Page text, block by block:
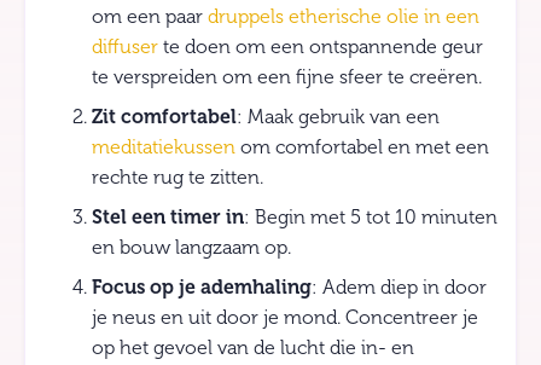
om een paar druppels etherische olie in een
diffuser te doen om een ontspannende geur
te verspreiden om een fijne sfeer te creëren.
Zit comfortabel: Maak gebruik van een
meditatiekussen om comfortabel en met een
rechte rug te zitten.
Stel een timer in: Begin met 5 tot 10 minuten
en bouw langzaam op.
Focus op je ademhaling: Adem diep in door
je neus en uit door je mond. Concentreer je
op het gevoel van de lucht die in- en